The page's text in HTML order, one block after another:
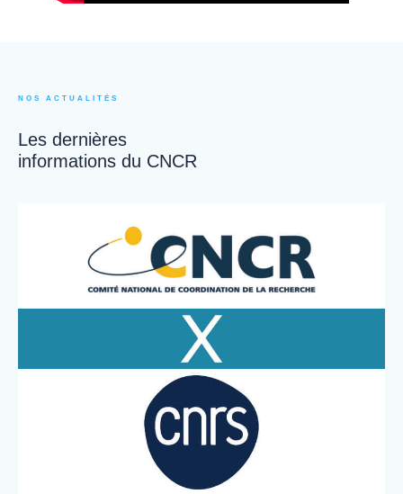
NOS ACTUALITÉS
Les dernières
informations du CNCR